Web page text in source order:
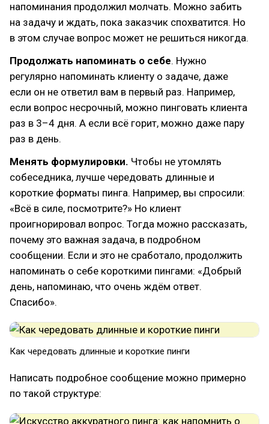
напоминания продолжил молчать. Можно забить
на задачу и ждать, пока заказчик спохватится. Но
в этом случае вопрос может не решиться никогда.
Продолжать напоминать о себе. Нужно
регулярно напоминать клиенту о задаче, даже
если он не ответил вам в первый раз. Например,
если вопрос несрочный, можно пинговать клиента
раз в 3–4 дня. А если всё горит, можно даже пару
раз в день.
Менять формулировки. Чтобы не утомлять
собеседника, лучше чередовать длинные и
короткие форматы пинга. Например, вы спросили:
«Всё в силе, посмотрите?» Но клиент
проигнорировал вопрос. Тогда можно рассказать,
почему это важная задача, в подробном
сообщении. Если и это не сработало, продолжить
напоминать о себе короткими пингами: «Добрый
день, напоминаю, что очень ждём ответ.
Спасибо».
Как чередовать длинные и короткие пинги
Написать подробное сообщение можно примерно
по такой структуре: